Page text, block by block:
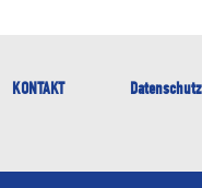
KONTAKT Datenschutz